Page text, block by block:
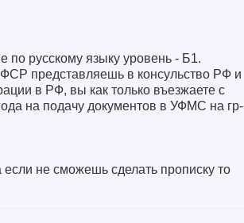
русскому языку уровень - Б1.
представляешь в консульство РФ и
в РФ, вы как только въезжаете с
на подачу документов в УФМС на гр-
не сможешь сделать прописку то